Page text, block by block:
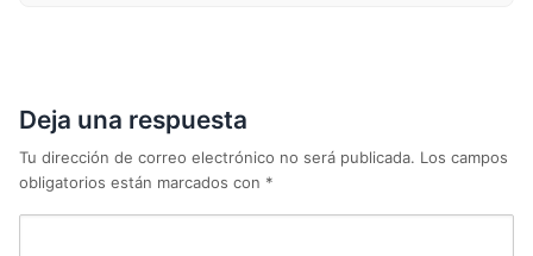
Deja una respuesta
Tu dirección de correo electrónico no será publicada. Los campos
obligatorios están marcados con *